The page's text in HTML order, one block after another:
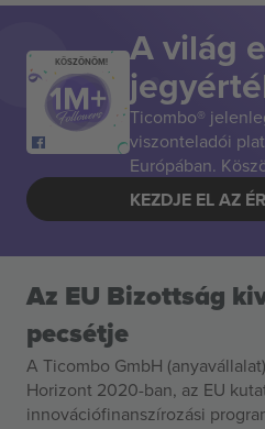
KÖSZÖNÖM! A világ
Ticombo®
viszonteladói
Európában.
KEZDJE EL AZ
Az EU Bizottság
pecsétje
A Ticombo GmbH
Horizont 2020-ban, az EU
innovációfinanszírozási